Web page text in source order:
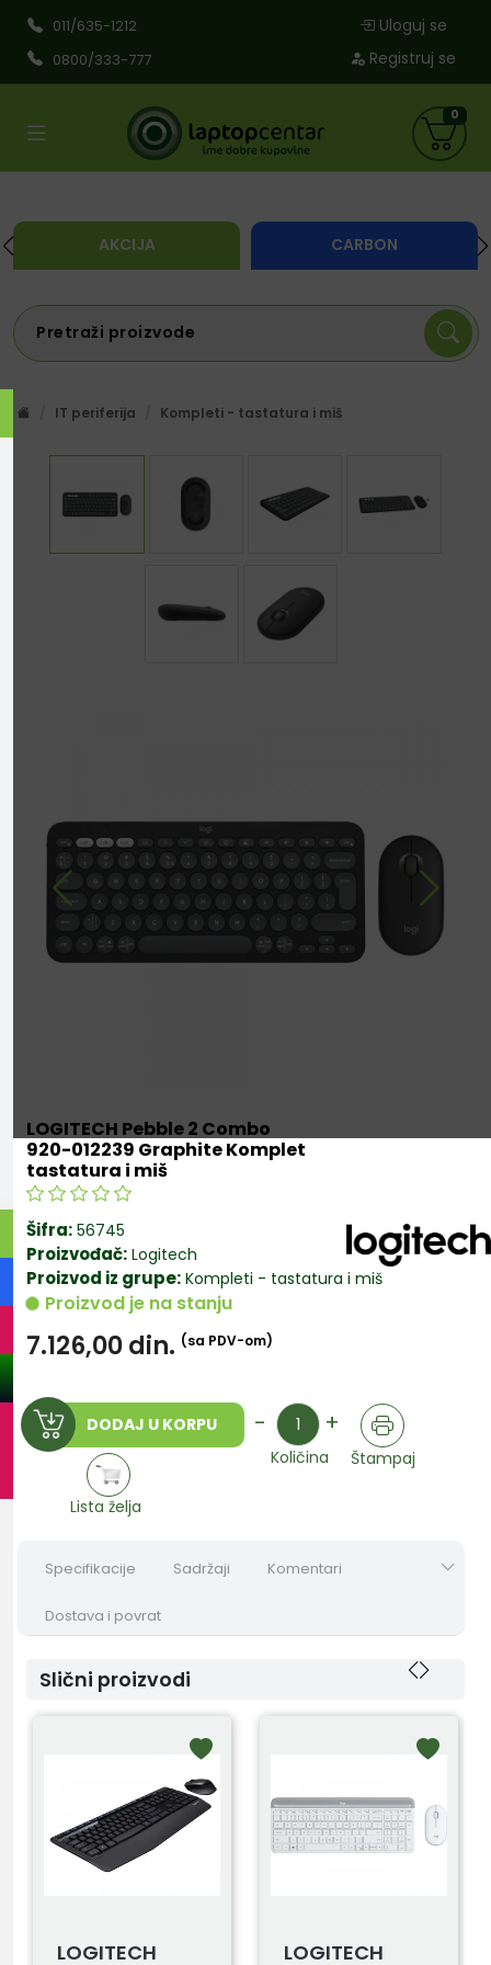
011/635-1212
0800/333-777
Uloguj se
Registruj se
AKCIJA CARBON
0
IT periferija Kompleti - tastatura i miš
LOGITECH Pebble 2 Combo
920-012239 Graphite Komplet
tastatura i miš
Šifra: 56745
Proizvođač: Logitech
Proizvod iz grupe: Kompleti - tastatura i miš
Proizvod je na stanju
7.126,00din. (sa PDV-om)
DODAJ U KORPU - Količina +
Količina Štampaj
Lista želja
Specifikacije Sadržaji Komentari
Dostava i povrat
Slični proizvodi
LOGITECH
LOGITECH